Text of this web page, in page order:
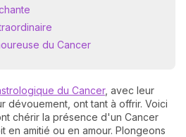
du Cancer
du Cancer, avec leur
dévouement, ont tant à offrir. Voici
chérir la présence d'un Cancer
en amitié ou en amour. Plongeons